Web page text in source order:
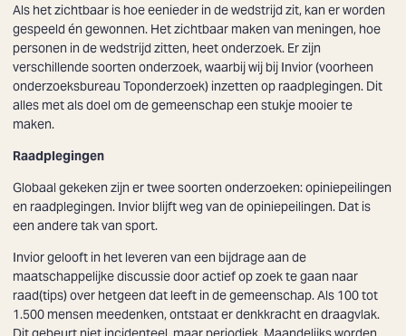
Als het zichtbaar is hoe eenieder in de wedstrijd zit, kan er worden
gespeeld én gewonnen. Het zichtbaar maken van meningen, hoe
personen in de wedstrijd zitten, heet onderzoek. Er zijn
verschillende soorten onderzoek, waarbij wij bij Invior (voorheen
onderzoeksbureau Toponderzoek) inzetten op raadplegingen. Dit
alles met als doel om de gemeenschap een stukje mooier te
maken.
Raadplegingen
Globaal gekeken zijn er twee soorten onderzoeken: opiniepeilingen
en raadplegingen. Invior blijft weg van de opiniepeilingen. Dat is
een andere tak van sport.
Invior gelooft in het leveren van een bijdrage aan de
maatschappelijke discussie door actief op zoek te gaan naar
raad(tips) over hetgeen dat leeft in de gemeenschap. Als 100 tot
1.500 mensen meedenken, ontstaat er denkkracht en draagvlak.